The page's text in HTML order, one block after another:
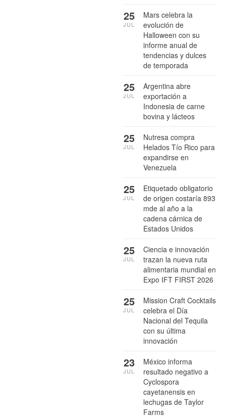
Mars celebra la
evolución de
Halloween con su
informe anual de
tendencias y dulces
de temporada
25
JUL
Argentina abre
exportación a
Indonesia de carne
bovina y lácteos
25
JUL
Nutresa compra
Helados Tío Rico para
expandirse en
Venezuela
25
JUL
Etiquetado obligatorio
de origen costaría 893
mde al año a la
cadena cárnica de
Estados Unidos
25
JUL
Ciencia e innovación
trazan la nueva ruta
alimentaria mundial en
Expo IFT FIRST 2026
25
JUL
Mission Craft Cocktails
celebra el Día
Nacional del Tequila
con su última
innovación
25
JUL
México informa
resultado negativo a
Cyclospora
cayetanensis en
lechugas de Taylor
Farms
23
JUL